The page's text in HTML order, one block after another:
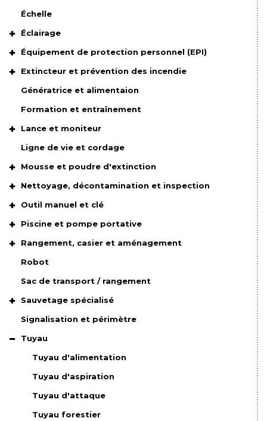
Échelle
Éclairage
Équipement de protection personnel (EPI)
Extincteur et prévention des incendie
Génératrice et alimentaion
Formation et entraînement
Lance et moniteur
Ligne de vie et cordage
Mousse et poudre d'extinction
Nettoyage, décontamination et inspection
Outil manuel et clé
Piscine et pompe portative
Rangement, casier et aménagement
Robot
Sac de transport / rangement
Sauvetage spécialisé
Signalisation et périmètre
Tuyau
Tuyau d'alimentation
Tuyau d'aspiration
Tuyau d'attaque
Tuyau forestier